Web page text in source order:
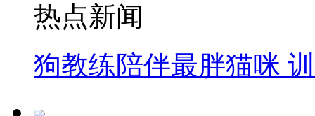
热点新闻
狗教练陪伴最胖猫咪